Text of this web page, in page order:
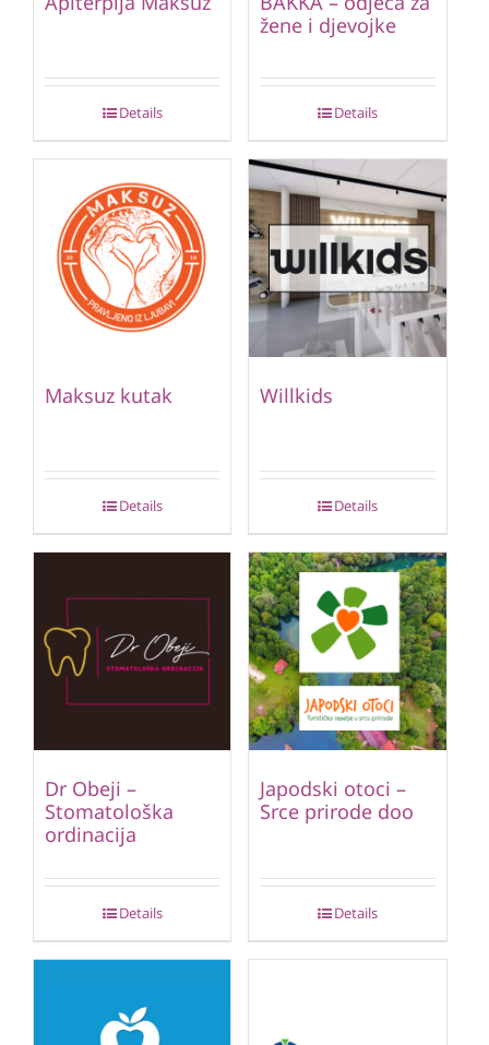
Details
žene i djevojke
Details
Maksuz kutak
Details
Willkids
Details
Dr Obeji –
Stomatološka
ordinacija
Details
Japodski otoci –
Srce prirode doo
Details